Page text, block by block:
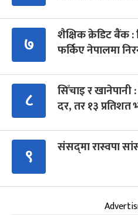
७
शैक्षिक क्रेडिट बैंक
फर्किए नेपालमा
८
सिँचाइ र
दर, तर १३ प्रतिशत
९ संसद्‍मा रास्वपा